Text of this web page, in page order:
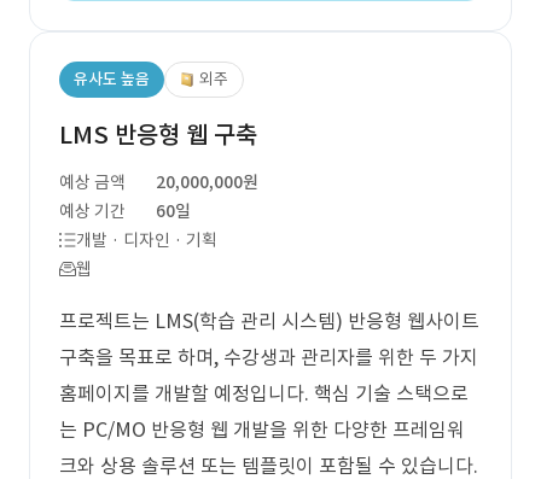
유사도 높음 외주
LMS 반응형 웹 구축
예상 금액
20,000,000원
예상 기간
60일
개발 · 디자인 · 기획
웹
프로젝트는 LMS(학습 관리 시스템) 반응형 웹사이트
구축을 목표로 하며, 수강생과 관리자를 위한 두 가지
홈페이지를 개발할 예정입니다. 핵심 기술 스택으로
는 PC/MO 반응형 웹 개발을 위한 다양한 프레임워
크와 상용 솔루션 또는 템플릿이 포함될 수 있습니다.